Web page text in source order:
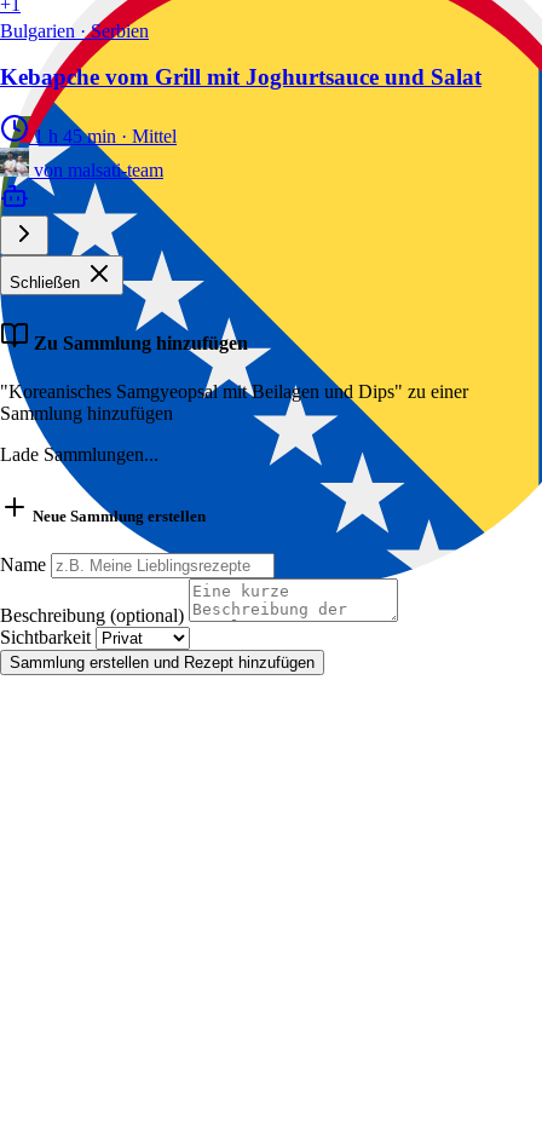
Bulgarien · Serbien
Kebapche vom Grill mit Joghurtsauce und Salat
1 h 45 min · Mittel
von malsati-team
Schließen
Zu Sammlung hinzufügen
"Koreanisches Samgyeopsal mit Beilagen und Dips" zu einer
Sammlung hinzufügen
Lade Sammlungen...
Neue Sammlung erstellen
Name
Beschreibung (optional)
Sichtbarkeit
Sammlung erstellen und Rezept hinzufügen